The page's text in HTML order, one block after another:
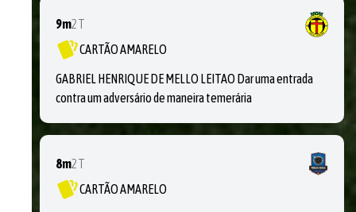
9m2T
CARTÃO AMARELO
GABRIEL HENRIQUE DE MELLO LEITAO Dar uma entrada
contra um adversário de maneira temerária
8m2T
CARTÃO AMARELO